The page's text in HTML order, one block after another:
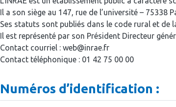
Il a son siège au 147, rue de l’université – 75338
Ses statuts sont publiés dans le code rural et de
Il est représenté par son Président Directeur
Contact courriel : web@inrae.fr
Contact téléphonique : 01 42 75 00 00
Numéros d’identification :